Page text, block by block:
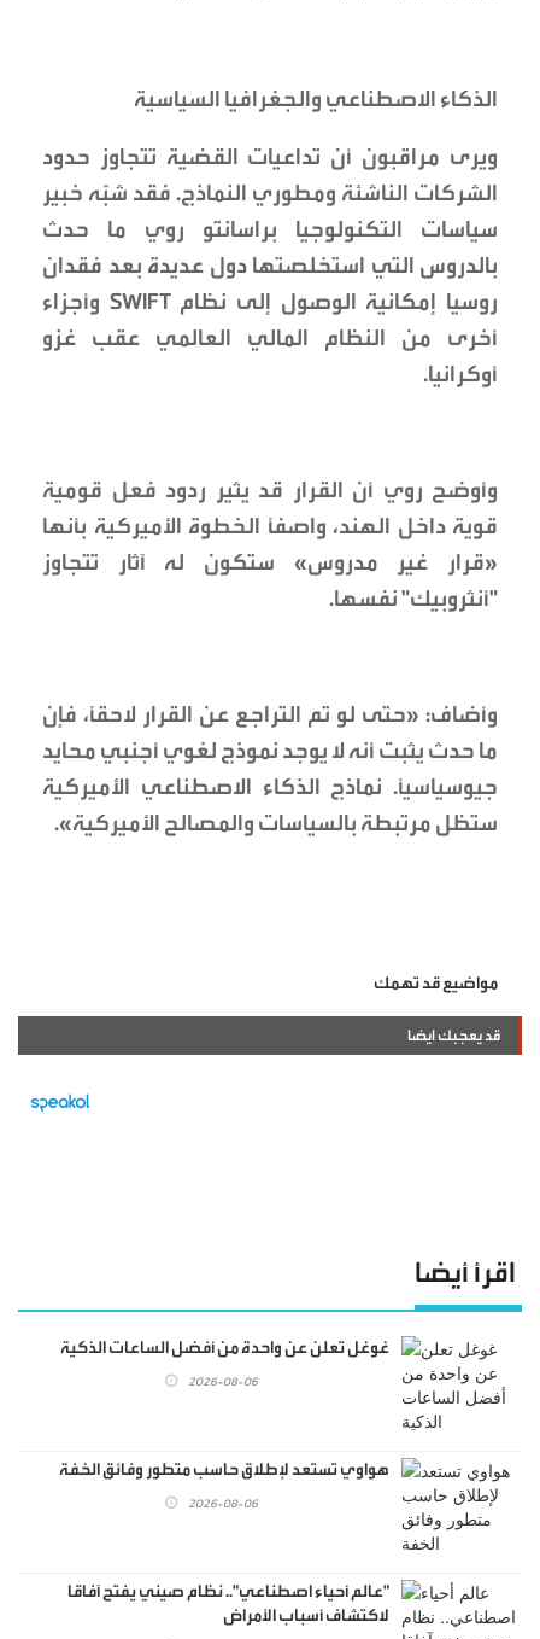
الذكاء الاصطناعي والجغرافيا السياسية
ويرى مراقبون أن تداعيات القضية تتجاوز حدود
الشركات الناشئة ومطوري النماذج. فقد شبّه خبير
سياسات التكنولوجيا براسانتو روي ما حدث
بالدروس التي استخلصتها دول عديدة بعد فقدان
روسيا إمكانية الوصول إلى نظام SWIFT وأجزاء
أخرى من النظام المالي العالمي عقب غزو
أوكرانيا.
وأوضح روي أن القرار قد يثير ردود فعل قومية
قوية داخل الهند، واصفاً الخطوة الأميركية بأنها
«قرار غير مدروس» ستكون له آثار تتجاوز
"أنثروبيك" نفسها.
وأضاف: «حتى لو تم التراجع عن القرار لاحقاً، فإن
ما حدث يثبت أنه لا يوجد نموذج لغوي أجنبي محايد
جيوسياسياً. نماذج الذكاء الاصطناعي الأميركية
ستظل مرتبطة بالسياسات والمصالح الأميركية».
مواضيع قد تهمك
قد يعجبك ايضا
اقرأ أيضا
غوغل تعلن عن واحدة من أفضل الساعات الذكية
2026-08-06
هواوي تستعد لإطلاق حاسب متطور وفائق الخفة
2026-08-06
"عالم أحياء اصطناعي".. نظام صيني يفتح آفاقا
لاكتشاف أسباب الأمراض